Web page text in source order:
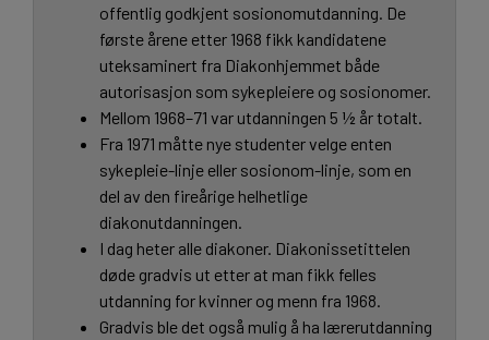
offentlig godkjent sosionomutdanning. De
første årene etter 1968 fikk kandidatene
uteksaminert fra Diakonhjemmet både
autorisasjon som sykepleiere og sosionomer.
Mellom 1968–71 var utdanningen 5 ½ år totalt.
Fra 1971 måtte nye studenter velge enten
sykepleie-linje eller sosionom-linje, som en
del av den fireårige helhetlige
diakonutdanningen.
I dag heter alle diakoner. Diakonissetittelen
døde gradvis ut etter at man fikk felles
utdanning for kvinner og menn fra 1968.
Gradvis ble det også mulig å ha lærerutdanning